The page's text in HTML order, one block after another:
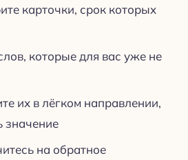
карточки, срок которых
которые для вас уже не
их в лёгком направлении,
значение
на обратное